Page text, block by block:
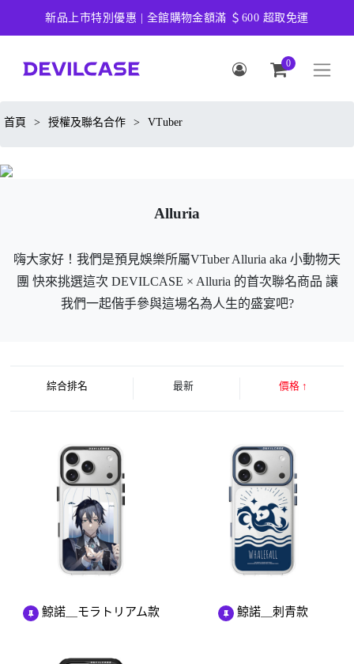
新品上市特別優惠 | 全館購物金額滿 ＄600 超取免運
0
首頁 > 授權及聯名合作 > VTuber
Alluria
嗨大家好！我們是預見娛樂所屬VTuber Alluria aka 小動物天
團 快來挑選這次 DEVILCASE × Alluria 的首次聯名商品 讓
我們一起偕手參與這場名為人生的盛宴吧?
綜合排名 最新 價格 ↑
鯨諾＿モラトリアム款 鯨諾＿刺青款